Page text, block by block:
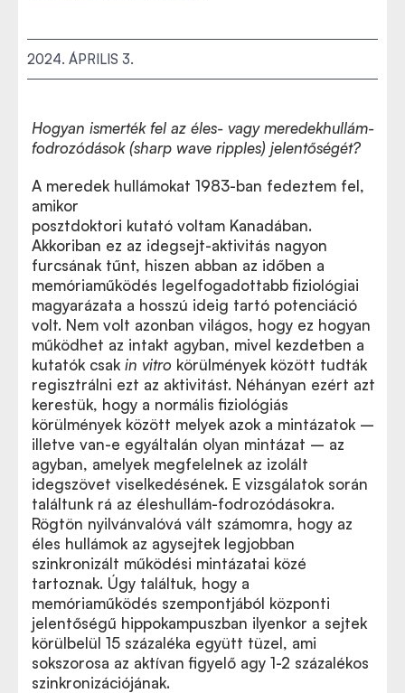
2024. ÁPRILIS 3.
Hogyan ismerték fel az éles- vagy meredekhullám-
fodrozódások (sharp wave ripples) jelentőségét?
A meredek hullámokat 1983-ban fedeztem fel,
amikor
AScience -ben megjelent cikk itt olvasható.
posztdoktori kutató voltam Kanadában.
Akkoriban ez az idegsejt-aktivitás nagyon
furcsának tűnt, hiszen abban az időben a
memóriaműködés legelfogadottabb fiziológiai
magyarázata a hosszú ideig tartó potenciáció
volt. Nem volt azonban világos, hogy ez hogyan
működhet az intakt agyban, mivel kezdetben a
kutatók csak in vitro körülmények között tudták
regisztrálni ezt az aktivitást. Néhányan ezért azt
kerestük, hogy a normális fiziológiás
körülmények között melyek azok a mintázatok –
illetve van-e egyáltalán olyan mintázat – az
agyban, amelyek megfelelnek az izolált
idegszövet viselkedésének. E vizsgálatok során
találtunk rá az éleshullám-fodrozódásokra.
Rögtön nyilvánvalóvá vált számomra, hogy az
éles hullámok az agysejtek legjobban
szinkronizált működési mintázatai közé
tartoznak. Úgy találtuk, hogy a
memóriaműködés szempontjából központi
jelentőségű hippokampuszban ilyenkor a sejtek
körülbelül 15 százaléka együtt tüzel, ami
sokszorosa az aktívan figyelő agy 1-2 százalékos
szinkronizációjának.